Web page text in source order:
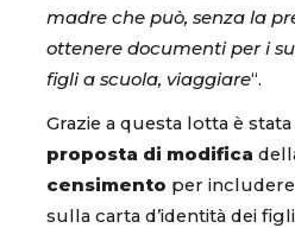
madre che può, senza la
ottenere documenti per i
figli a scuola, viaggiare“.
Grazie a questa lotta è
proposta di modifica
censimento per
sulla carta d’identità dei